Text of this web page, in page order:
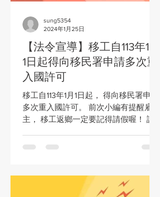
【法令宣導】移工自113年1月
1日起得向移民署申請多次重
入國許可
移工自113年1月1日起， 得向移民署申請
多次重入國許可。 前次小編有提醒雇
主， 移工返鄉一定要記得請假喔！ 請
圖片來源：勞動部
sung5354
2024年1月25日